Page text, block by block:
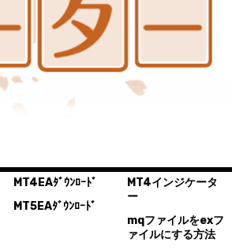
MT4EAﾀﾞｳﾝﾛｰﾄﾞ
MT5EAﾀﾞｳﾝﾛｰﾄﾞ
MT4インジケータ
ー
mqファイルをexフ
ァイルにする方法